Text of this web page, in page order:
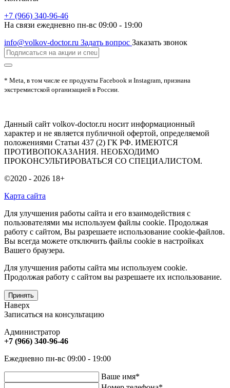
+7 (966) 340-96-46
На связи ежедневно пн-вс 09:00 - 19:00
info@volkov-doctor.ru Задать вопрос Заказать звонок
* Meta, в том числе ее продукты Facebook и Instagram, признана
экстремистской организацией в России.
Данный сайт volkov-doctor.ru носит информационный
характер и не является публичной офертой, определяемой
положениями Статьи 437 (2) ГК РФ. ИМЕЮТСЯ
ПРОТИВОПОКАЗАНИЯ. НЕОБХОДИМО
ПРОКОНСУЛЬТИРОВАТЬСЯ СО СПЕЦИАЛИСТОМ.
©2020 - 2026 18+
Карта сайта
Для улучшения работы сайта и его взаимодействия с
пользователями мы используем файлы cookie. Продолжая
работу с сайтом, Вы разрешаете использование cookie-файлов.
Вы всегда можете отключить файлы cookie в настройках
Вашего браузера.
Для улучшения работы сайта мы используем cookie.
Продолжая работу с сайтом вы разрешаете их использование.
Принять
Наверх
Записаться на консультацию
Администратор
+7 (966) 340-96-46
Ежедневно пн-вс 09:00 - 19:00
Ваше имя*